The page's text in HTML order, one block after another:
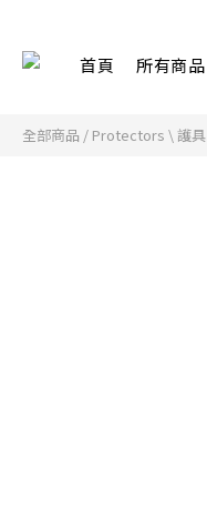
首頁 所有商品
全部商品 / Protectors \ 護具